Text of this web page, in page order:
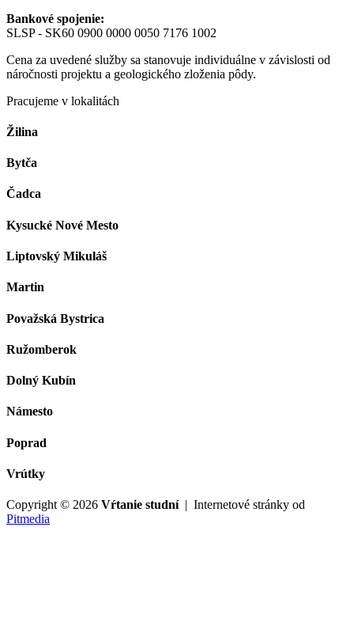
Bankové spojenie:
SLSP - SK60 0900 0000 0050 7176 1002
Cena za uvedené služby sa stanovuje individuálne v závislosti od
náročnosti projektu a geologického zloženia pôdy.
Pracujeme v lokalitách
Žilina
Bytča
Čadca
Kysucké Nové Mesto
Liptovský Mikuláš
Martin
Považská Bystrica
Ružomberok
Dolný Kubín
Námesto
Poprad
Vrútky
Copyright © 2026 Vŕtanie studní| Internetové stránky od
Pitmedia